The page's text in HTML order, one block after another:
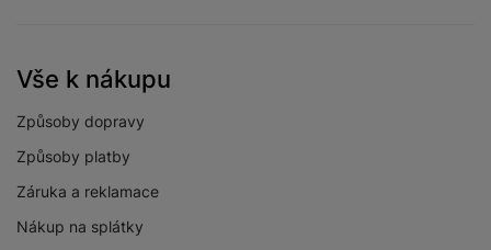
Vše k nákupu
Způsoby dopravy
Způsoby platby
Záruka a reklamace
Nákup na splátky